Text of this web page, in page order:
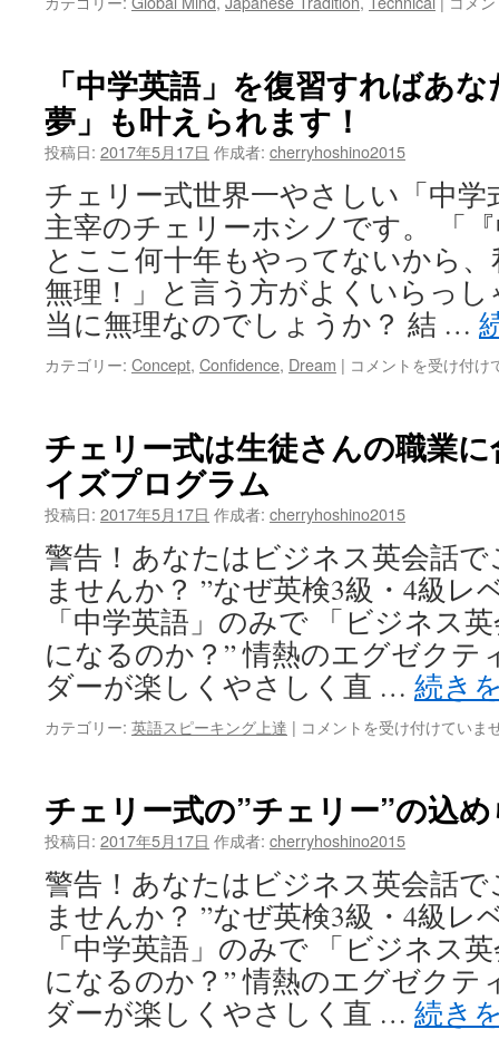
ざ
な
り
す！
は
「察
す
英
語
で
何
と
う？
は
「中学英語」を復習すればあ
夢」も叶えられます！
投稿日: 2017年5月17日 作成者: cherryhoshino2015
チェリー式世界一やさしい「中
主宰のチェリーホシノです。 「
とここ何十年もやってないから
無理！」と言う方がよくいらっ
当に無理なのでしょうか？ 結 …
カテゴリー: Concept, Confidence, Dream | 「中
を
す
ば
あ
な
た
の
望
む
「仕
事
も
叶
え
ら
れ
ま
す！
は
コメントを受け付け
チェリー式は生徒さんの職業
イズプログラム
投稿日: 2017年5月17日 作成者: cherryhoshino2015
警告！あなたはビジネス英会話
ませんか？ ”なぜ英検3級・4級レ
「中学英語」のみで 「ビジネス
になるのか？” 情熱のエグゼクテ
ダーが楽しくやさしく直 … 続き
カテゴリー: 英語スピーキング上達 | チ
式
は
徒
さ
ん
の
職
業
に
コメントを受け付けていま
チェリー式の”チェリー”の込
投稿日: 2017年5月17日 作成者: cherryhoshino2015
警告！あなたはビジネス英会話
ませんか？ ”なぜ英検3級・4級レ
「中学英語」のみで 「ビジネス
になるのか？” 情熱のエグゼクテ
ダーが楽しくやさしく直 … 続き